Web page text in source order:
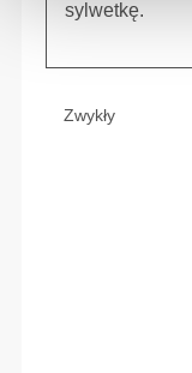
sylwetkę.
Zwykły